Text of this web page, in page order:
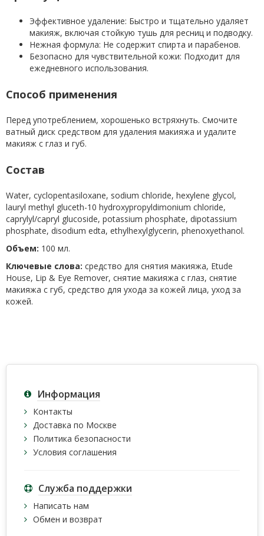
Эффективное удаление: Быстро и тщательно удаляет
макияж, включая стойкую тушь для ресниц и подводку.
Нежная формула: Не содержит спирта и парабенов.
Безопасно для чувствительной кожи: Подходит для
ежедневного использования.
Способ применения
Перед употреблением, хорошенько встряхнуть. Смочите
ватный диск средством для удаления макияжа и удалите
макияж с глаз и губ.
Состав
Water, cyclopentasiloxane, sodium chloride, hexylene glycol,
lauryl methyl gluceth-10 hydroxypropyldimonium chloride,
caprylyl/capryl glucoside, potassium phosphate, dipotassium
phosphate, disodium edta, ethylhexylglycerin, phenoxyethanol.
Объем: 100 мл.
Ключевые слова: средство для снятия макияжа, Etude
House, Lip & Eye Remover, снятие макияжа с глаз, снятие
макияжа с губ, средство для ухода за кожей лица, уход за
кожей.
Информация
Контакты
Доставка по Москве
Политика безопасности
Условия соглашения
Служба поддержки
Написать нам
Обмен и возврат